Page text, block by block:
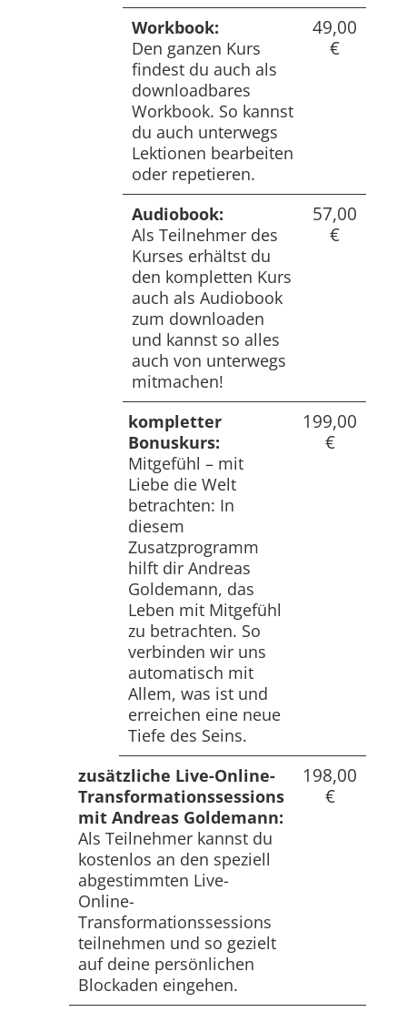
Workbook:
Den ganzen Kurs
findest du auch als
downloadbares
Workbook. So kannst
du auch unterwegs
Lektionen bearbeiten
oder repetieren.
49,00
€
Audiobook:
Als Teilnehmer des
Kurses erhältst du
den kompletten Kurs
auch als Audiobook
zum downloaden
und kannst so alles
auch von unterwegs
mitmachen!
57,00
€
kompletter
Bonuskurs:
Mitgefühl – mit
Liebe die Welt
betrachten: In
diesem
Zusatzprogramm
hilft dir Andreas
Goldemann, das
Leben mit Mitgefühl
zu betrachten. So
verbinden wir uns
automatisch mit
Allem, was ist und
erreichen eine neue
Tiefe des Seins.
199,00
€
zusätzliche Live-Online-
Transformationssessions
mit Andreas Goldemann:
Als Teilnehmer kannst du
kostenlos an den speziell
abgestimmten Live-
Online-
Transformationssessions
teilnehmen und so gezielt
auf deine persönlichen
Blockaden eingehen.
198,00
€